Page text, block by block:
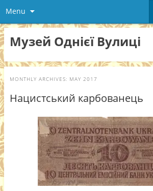
Menu
Музей Однієї Вулиці
MONTHLY ARCHIVES: MAY 2017
Нацистський карбованець